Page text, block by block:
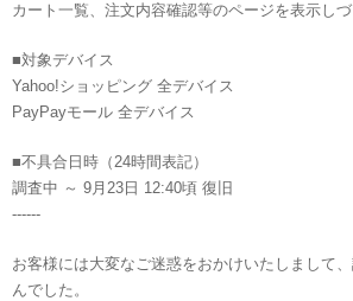
カート一覧、注文内容確認等のページを表示し
■対象デバイス
Yahoo!ショッピング 全デバイス
PayPayモール 全デバイス
■不具合日時（24時間表記）
調査中 ～ 9月23日 12:40頃 復旧
------
お客様には大変なご迷惑をおかけいたしまして
んでした。